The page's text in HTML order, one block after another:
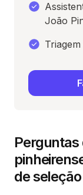
Perguntas
de seleção
João